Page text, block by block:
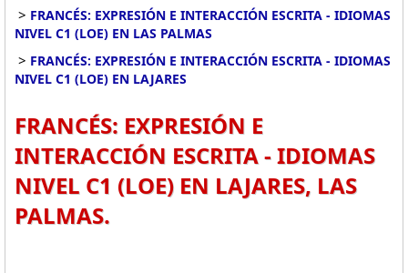
> FRANCÉS: EXPRESIÓN E INTERACCIÓN ESCRITA - IDIOMAS
NIVEL C1 (LOE) EN LAS PALMAS
> FRANCÉS: EXPRESIÓN E INTERACCIÓN ESCRITA - IDIOMAS
NIVEL C1 (LOE) EN LAJARES
FRANCÉS: EXPRESIÓN E
INTERACCIÓN ESCRITA - IDIOMAS
NIVEL C1 (LOE) EN LAJARES, LAS
PALMAS.